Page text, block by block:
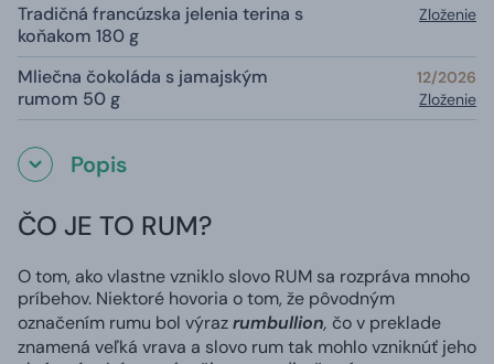
Tradičná francúzska jelenia terina s
koňakom 180 g
Zloženie
Mliečna čokoláda s jamajským
rumom 50 g
12/2026
Zloženie
Popis
ČO JE TO RUM?
O tom, ako vlastne vzniklo slovo RUM sa rozpráva mnoho
príbehov. Niektoré hovoria o tom, že pôvodným
označením rumu bol výrazrumbullion, čo v preklade
znamená veľká vrava a slovo rum tak mohlo vzniknúť jeho